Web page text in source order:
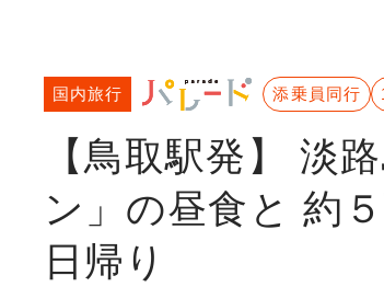
【鳥取駅発】 淡
ン」の昼食と 約
日帰り
国内旅行 添乗員同行